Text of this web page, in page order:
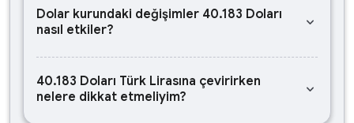
Dolar kurundaki değişimler 40.183 Doları
nasıl etkiler?
keyboard_arrow_down
40.183 Doları Türk Lirasına çevirirken
nelere dikkat etmeliyim?
keyboard_arrow_down